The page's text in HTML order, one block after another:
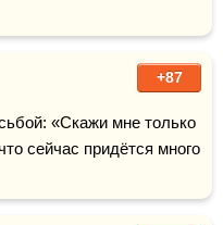
+87
«Скажи мне только
сейчас придётся много